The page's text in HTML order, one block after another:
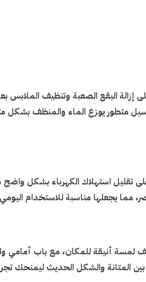
متطور يوزع الماء والمنظف
على تقليل استهلاك الكهرباء
مما يجعلها مناسبة للاستخدام
أنيقة للمكان، مع باب أمامي
المتانة والشكل الحديث ليمنحك